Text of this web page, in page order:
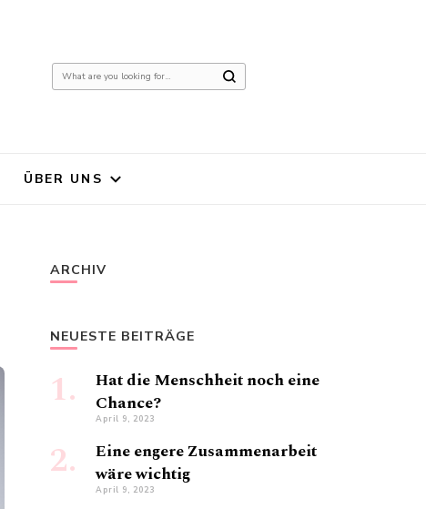
Looking
ÜBER UNS
ARCHIV
NEUESTE BEITRÄGE
Hat die Menschheit noch eine
Chance?
April 9, 2023
Eine engere Zusammenarbeit
wäre wichtig
April 9, 2023